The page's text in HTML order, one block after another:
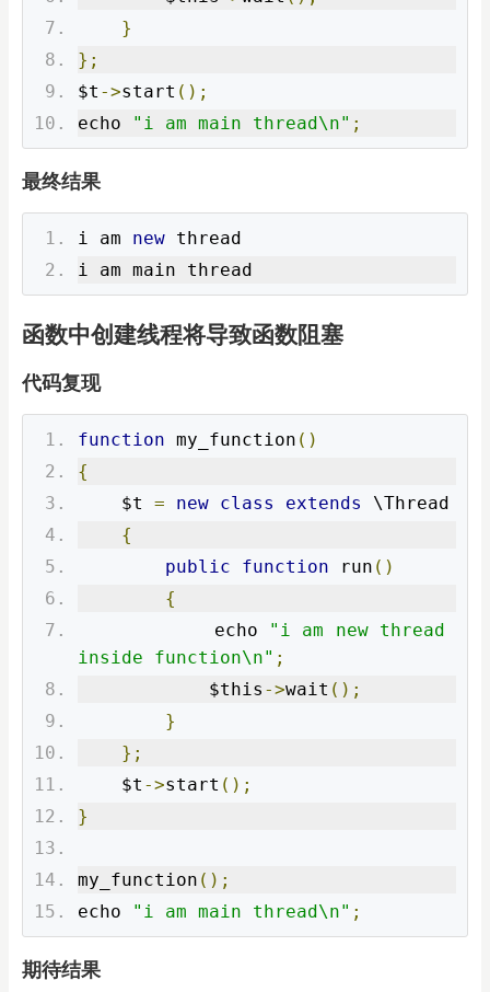
}
};
$t ->start ();
echo
"i am main thread\n" ;
最终结果
i am new thread
i am main thread
函数中创建线程将导致函数阻塞
代码复现
function my_function ()
{
    $t
= new class extends
\Thread
{
public
function run ()
{
            echo
"i am new thread
inside function\n" ;
            $this
->wait ();
}
};
    $t
->start ();
}
my_function ();
echo
"i am main thread\n" ;
期待结果